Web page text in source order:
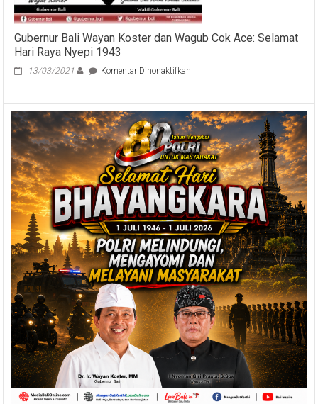
Bali
Bangkit
Gubernur Bali Wayan Koster dan Wagub Cok Ace: Selamat
Hari Raya Nyepi 1943
13/03/2021 Komentar Dinonaktifkan
Koster
dan
Wagub
Cok
Ace:
Selamat
Hari
Raya
Nyepi
1943